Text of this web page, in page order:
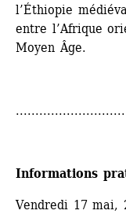
l’Éthiopie
entre l’Afrique
Moyen Âge.
Informations
Vendredi 17 mai,